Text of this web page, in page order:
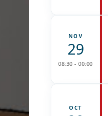
NOV
29
08:30 - 00:00
OCT